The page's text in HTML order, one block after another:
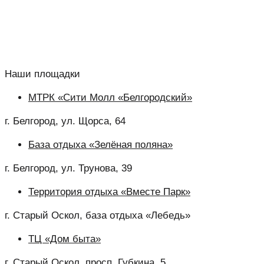
Наши площадки
МТРК «Сити Молл «Белгородский»
г. Белгород, ул. Щорса, 64
База отдыха «Зелёная поляна»
г. Белгород, ул. Трунова, 39
Территория отдыха «Вместе Парк»
г. Старый Оскол, база отдыха «Лебедь»
ТЦ «Дом быта»